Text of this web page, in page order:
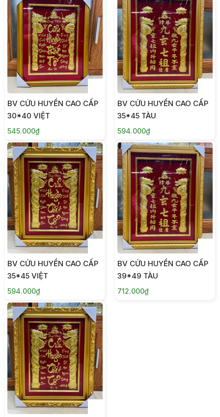
BV CỬU HUYỀN CAO CẤP
30*40 VIỆT
545.000₫
BV CỬU HUYỀN CAO CẤP
35*45 TÀU
594.000₫
BV CỬU HUYỀN CAO CẤP
35*45 VIỆT
594.000₫
BV CỬU HUYỀN CAO CẤP
39*49 TÀU
712.000₫